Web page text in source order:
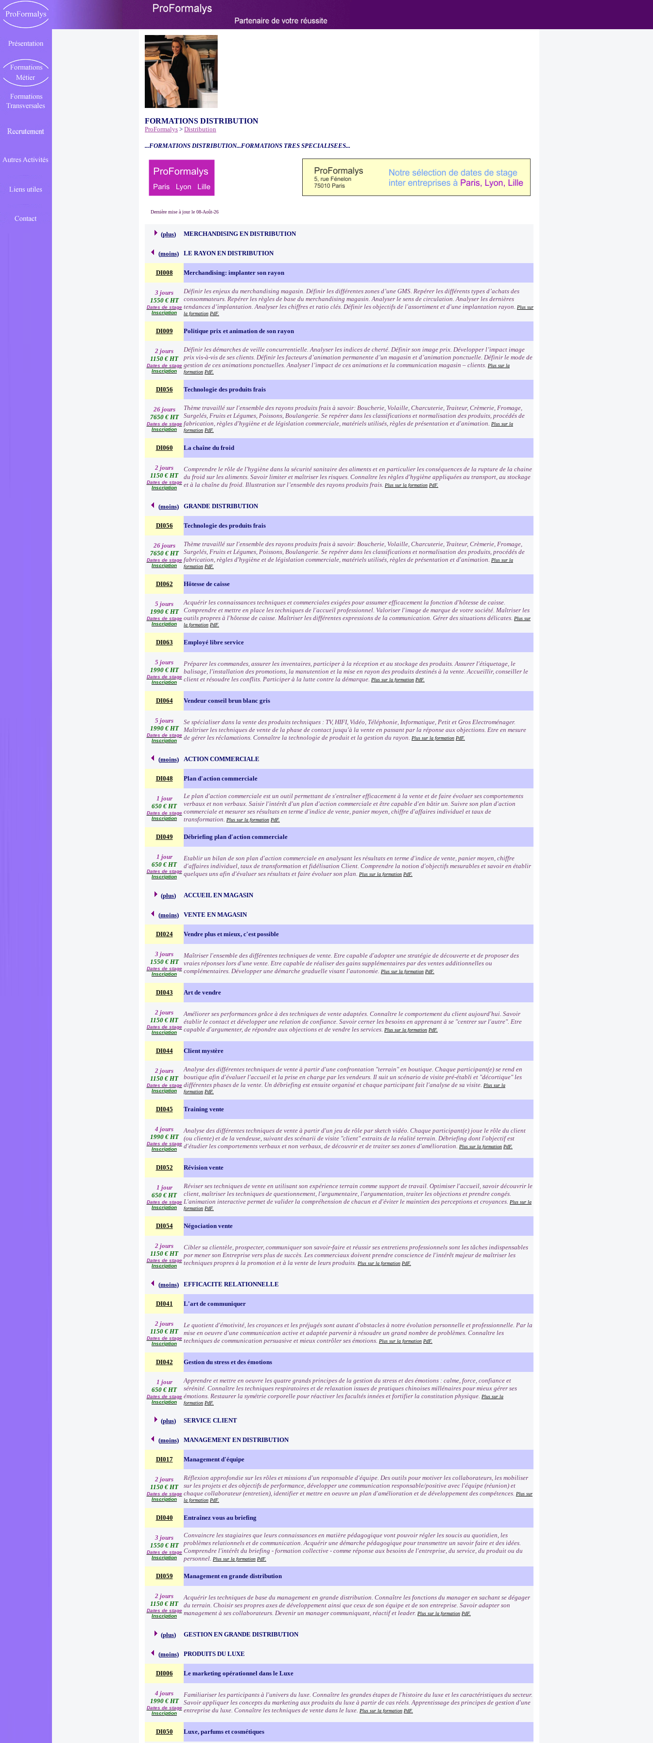
FORMATIONS DISTRIBUTION
ProFormalys > Distribution
...FORMATIONS DISTRIBUTION...FORMATIONS TRES SPECIALISEES...
Dernière mise à jour le 08-Août-26
(plus) MERCHANDISING EN DISTRIBUTION
(moins) LE RAYON EN DISTRIBUTION
DI008 Merchandising: implanter son rayon
3 jours
1550 € HT
Dates de stage
Inscription
Définir les enjeux du merchandising magasin. Définir les différentes zones d’une GMS. Repérer les différents types d’achats des
consommateurs. Repérer les règles de base du merchandising magasin. Analyser le sens de circulation. Analyser les dernières
tendances d’implantation. Analyser les chiffres et ratio clés. Définir les objectifs de l'assortiment et d'une implantation rayon. Plus sur
la formation PdF.
DI009 Politique prix et animation de son rayon
2 jours
1150 € HT
Dates de stage
Inscription
Définir les démarches de veille concurrentielle. Analyser les indices de cherté. Définir son image prix. Développer l’impact image
prix vis-à-vis de ses clients. Définir les facteurs d’animation permanente d’un magasin et d’animation ponctuelle. Définir le mode de
gestion de ces animations ponctuelles. Analyser l’impact de ces animations et la communication magasin – clients. Plus sur la
formation PdF.
DI056 Technologie des produits frais
26 jours
7650 € HT
Dates de stage
Inscription
Thème travaillé sur l'ensemble des rayons produits frais à savoir: Boucherie, Volaille, Charcuterie, Traiteur, Crèmerie, Fromage,
Surgelés, Fruits et Légumes, Poissons, Boulangerie. Se repérer dans les classifications et normalisation des produits, procédés de
fabrication, règles d'hygiène et de législation commerciale, matériels utilisés, règles de présentation et d'animation. Plus sur la
formation PdF.
DI060 La chaîne du froid
2 jours
1150 € HT
Dates de stage
Inscription
Comprendre le rôle de l'hygiène dans la sécurité sanitaire des aliments et en particulier les conséquences de la rupture de la chaine
du froid sur les aliments. Savoir limiter et maîtriser les risques. Connaître les règles d'hygiène appliquées au transport, au stockage
et à la chaîne du froid. Illustration sur l’ensemble des rayons produits frais. Plus sur la formation PdF.
(moins) GRANDE DISTRIBUTION
DI056 Technologie des produits frais
26 jours
7650 € HT
Dates de stage
Inscription
Thème travaillé sur l'ensemble des rayons produits frais à savoir: Boucherie, Volaille, Charcuterie, Traiteur, Crèmerie, Fromage,
Surgelés, Fruits et Légumes, Poissons, Boulangerie. Se repérer dans les classifications et normalisation des produits, procédés de
fabrication, règles d'hygiène et de législation commerciale, matériels utilisés, règles de présentation et d'animation. Plus sur la
formation PdF.
DI062 Hôtesse de caisse
5 jours
1990 € HT
Dates de stage
Inscription
Acquérir les connaissances techniques et commerciales exigées pour assumer efficacement la fonction d'hôtesse de caisse.
Comprendre et mettre en place les techniques de l'accueil professionnel. Valoriser l'image de marque de votre société. Maîtriser les
outils propres à l'hôtesse de caisse. Maîtriser les différentes expressions de la communication. Gérer des situations délicates. Plus sur
la formation PdF.
DI063 Employé libre service
5 jours
1990 € HT
Dates de stage
Inscription
Préparer les commandes, assurer les inventaires, participer à la réception et au stockage des produits. Assurer l'étiquetage, le
balisage, l'installation des promotions, la manutention et la mise en rayon des produits destinés à la vente. Accueillir, conseiller le
client et résoudre les conflits. Participer à la lutte contre la démarque. Plus sur la formation PdF.
DI064 Vendeur conseil brun blanc gris
5 jours
1990 € HT
Dates de stage
Inscription
Se spécialiser dans la vente des produits techniques : TV, HIFI, Vidéo, Téléphonie, Informatique, Petit et Gros Electroménager.
Maîtriser les techniques de vente de la phase de contact jusqu'à la vente en passant par la réponse aux objections. Etre en mesure
de gérer les réclamations. Connaître la technologie de produit et la gestion du rayon. Plus sur la formation PdF.
(moins) ACTION COMMERCIALE
DI048 Plan d'action commerciale
1 jour
650 € HT
Dates de stage
Inscription
Le plan d'action commerciale est un outil permettant de s'entraîner efficacement à la vente et de faire évoluer ses comportements
verbaux et non verbaux. Saisir l'intérêt d'un plan d'action commerciale et être capable d'en bâtir un. Suivre son plan d'action
commerciale et mesurer ses résultats en terme d'indice de vente, panier moyen, chiffre d'affaires individuel et taux de
transformation. Plus sur la formation PdF.
DI049 Débriefing plan d'action commerciale
1 jour
650 € HT
Dates de stage
Inscription
Etablir un bilan de son plan d'action commerciale en analysant les résultats en terme d'indice de vente, panier moyen, chiffre
d'affaires individuel, taux de transformation et fidélisation Client. Comprendre la notion d'objectifs mesurables et savoir en établir
quelques uns afin d'évaluer ses résultats et faire évoluer son plan. Plus sur la formation PdF.
(plus) ACCUEIL EN MAGASIN
(moins) VENTE EN MAGASIN
DI024 Vendre plus et mieux, c'est possible
3 jours
1550 € HT
Dates de stage
Inscription
Maîtriser l'ensemble des différentes techniques de vente. Etre capable d'adopter une stratégie de découverte et de proposer des
vraies réponses lors d'une vente. Etre capable de réaliser des gains supplémentaires par des ventes additionnelles ou
complémentaires. Développer une démarche graduelle visant l'autonomie. Plus sur la formation PdF.
DI043 Art de vendre
2 jours
1150 € HT
Dates de stage
Inscription
Améliorer ses performances grâce à des techniques de vente adaptées. Connaître le comportement du client aujourd'hui. Savoir
établir le contact et développer une relation de confiance. Savoir cerner les besoins en apprenant à se "centrer sur l'autre". Etre
capable d'argumenter, de répondre aux objections et de vendre les services. Plus sur la formation PdF.
DI044 Client mystère
2 jours
1150 € HT
Dates de stage
Inscription
Analyse des différentes techniques de vente à partir d'une confrontation "terrain" en boutique. Chaque participant(e) se rend en
boutique afin d'évaluer l'accueil et la prise en charge par les vendeurs. Il suit un scénario de visite pré-établi et "décortique" les
différentes phases de la vente. Un débriefing est ensuite organisé et chaque participant fait l'analyse de sa visite. Plus sur la
formation PdF.
DI045 Training vente
4 jours
1990 € HT
Dates de stage
Inscription
Analyse des différentes techniques de vente à partir d'un jeu de rôle par sketch vidéo. Chaque participant(e) joue le rôle du client
(ou cliente) et de la vendeuse, suivant des scénarii de visite "client" extraits de la réalité terrain. Débriefing dont l'objectif est
d'étudier les comportements verbaux et non verbaux, de découvrir et de traiter ses zones d'amélioration. Plus sur la formation PdF.
DI052 Révision vente
1 jour
650 € HT
Dates de stage
Inscription
Réviser ses techniques de vente en utilisant son expérience terrain comme support de travail. Optimiser l'accueil, savoir découvrir le
client, maîtriser les techniques de questionnement, l'argumentaire, l'argumentation, traiter les objections et prendre congés.
L'animation interactive permet de valider la compréhension de chacun et d'éviter le maintien des perceptions et croyances. Plus sur la
formation PdF.
DI054 Négociation vente
2 jours
1150 € HT
Dates de stage
Inscription
Cibler sa clientèle, prospecter, communiquer son savoir-faire et réussir ses entretiens professionnels sont les tâches indispensables
por mener son Entreprise vers plus de succès. Les commerciaux doivent prendre conscience de l'intérêt majeur de maîtriser les
techniques propres à la promotion et à la vente de leurs produits. Plus sur la formation PdF.
(moins) EFFICACITE RELATIONNELLE
DI041 L'art de communiquer
2 jours
1150 € HT
Dates de stage
Inscription
Le quotient d'émotivité, les croyances et les préjugés sont autant d'obstacles à notre évolution personnelle et professionnelle. Par la
mise en oeuvre d'une communication active et adaptée parvenir à résoudre un grand nombre de problèmes. Connaître les
techniques de communication persuasive et mieux contrôler ses émotions. Plus sur la formation PdF.
DI042 Gestion du stress et des émotions
1 jour
650 € HT
Dates de stage
Inscription
Apprendre et mettre en oeuvre les quatre grands principes de la gestion du stress et des émotions : calme, force, confiance et
sérénité. Connaître les techniques respiratoires et de relaxation issues de pratiques chinoises millénaires pour mieux gérer ses
émotions. Restaurer la symétrie corporelle pour réactiver les facultés innées et fortifier la constitution physique. Plus sur la
formation PdF.
(plus) SERVICE CLIENT
(moins) MANAGEMENT EN DISTRIBUTION
DI017 Management d'équipe
2 jours
1150 € HT
Dates de stage
Inscription
Réflexion approfondie sur les rôles et missions d'un responsable d'équipe. Des outils pour motiver les collaborateurs, les mobiliser
sur les projets et des objectifs de performance, développer une communication responsable/positive avec l'équipe (réunion) et
chaque collaborateur (entretien), identifier et mettre en oeuvre un plan d'amélioration et de développement des compétences. Plus sur
la formation PdF.
DI040 Entraînez vous au briefing
3 jours
1550 € HT
Dates de stage
Inscription
Convaincre les stagiaires que leurs connaissances en matière pédagogique vont pouvoir régler les soucis au quotidien, les
problèmes relationnels et de communication. Acquérir une démarche pédagogique pour transmettre un savoir faire et des idées.
Comprendre l'intérêt du briefing - formation collective - comme réponse aux besoins de l'entreprise, du service, du produit ou du
personnel. Plus sur la formation PdF.
DI059 Management en grande distribution
2 jours
1150 € HT
Dates de stage
Inscription
Acquérir les techniques de base du management en grande distribution. Connaître les fonctions du manager en sachant se dégager
du terrain. Choisir ses propres axes de développement ainsi que ceux de son équipe et de son entreprise. Savoir adapter son
management à ses collaborateurs. Devenir un manager communiquant, réactif et leader. Plus sur la formation PdF.
(plus) GESTION EN GRANDE DISTRIBUTION
(moins) PRODUITS DU LUXE
DI006 Le marketing opérationnel dans le Luxe
4 jours
1990 € HT
Dates de stage
Inscription
Familiariser les participants à l'univers du luxe. Connaître les grandes étapes de l'histoire du luxe et les caractéristiques du secteur.
Savoir appliquer les concepts du marketing aux produits du luxe à partir de cas réels. Apprentissage des principes de gestion d'une
entreprise du luxe. Connaître les techniques de vente dans le luxe. Plus sur la formation PdF.
DI050 Luxe, parfums et cosmétiques